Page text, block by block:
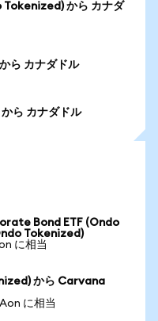
から カナダ
ら カナダドル
ら カナダドル
Bond ETF (Ondo
Tokenized)
に相当
から Carvana
に相当